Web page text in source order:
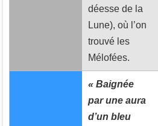
déesse de la
Lune), où l’on
trouvé les
Mélofées.
« Baignée
par une aura
d’un bleu